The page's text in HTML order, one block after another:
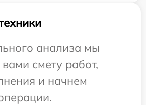
анализа мы
смету работ,
и начнем